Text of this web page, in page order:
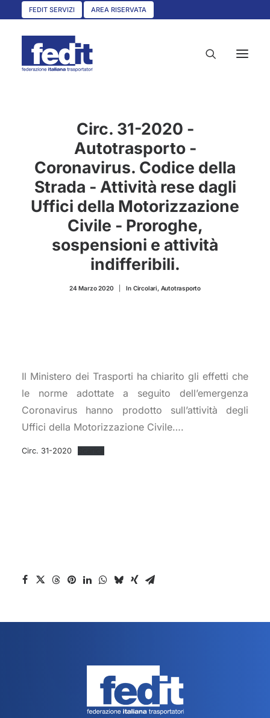
FEDIT SERVIZI AREA RISERVATA
SERVIZI
CIRCOLARI
UNISCITI A NOI
ASSOCIAZIONI TERRITORIALI
Circ. 31-2020 -
Autotrasporto -
Coronavirus. Codice della
Strada - Attività rese dagli
Uffici della Motorizzazione
Civile - Proroghe,
sospensioni e attività
indifferibili.
24 Marzo 2020 In Circolari, Autotrasporto
Il Ministero dei Trasporti ha chiarito gli effetti che
le norme adottate a seguito dell’emergenza
Coronavirus hanno prodotto sull’attività degli
Uffici della Motorizzazione Civile….
Circ. 31-2020